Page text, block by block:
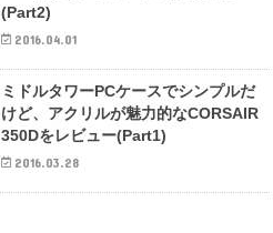
(Part2)
2016.04.01
ミドルタワーPCケースでシンプルだ
けど、アクリルが魅力的なCORSAIR
350Dをレビュー(Part1)
2016.03.28